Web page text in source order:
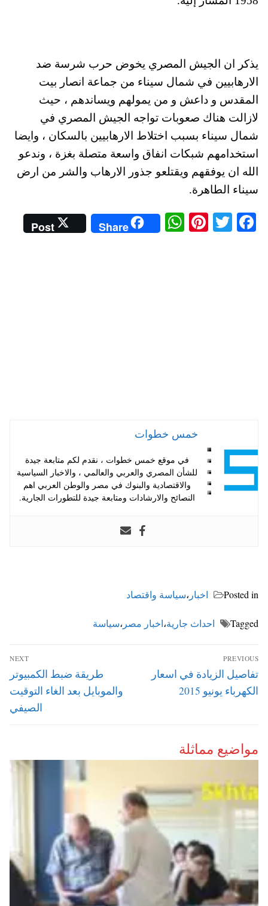
يذكر ان الجيش المصري يخوض حرب شرسة ضد
الارهابيين في شمال سيناء من جماعة انصار بيت
المقدس و داعش و من يمولهم ويساندهم ، حيث
لازالت هناك صعوبات تواجه الجيش المصري في
شمال سيناء بسبب اختلاط الارهابيين بالسكان ، وايضا
استخدامهم شبكات انفاق واسعة متصلة بغزة ، وندعو
الله ان يوفقهم ويقتلعو جذور الارهاب والشر من ارض
سيناء الطاهرة.
Fa
T
Pi
W
ha
Share
Post
خمس خطوات
في موقع خمس خطوات ، نقدم لكم متابعة جيدة
للشأن المصري والعربي والعالمي ، والاخبار السياسية
والاقتصادية والبنوك في مصر والوطن العربي اهم
النصائح والارشادات ومتابعة جيدة للتطورات الجارية.
Posted in اخبار ،سياسة واقتصاد
Tagged احداث جارية،اخبار مصر ،سياسة
تصفّح
المقالات
PREVIOUS
Previous
post:
تفاصيل الزيادة في اسعار
الكهرباء يونيو 2015
NEXT
Next
post:
طريقة ضبط الكمبيوتر
والموبايل بعد الغاء التوقيت
الصيفي
مواضيع مماثلة